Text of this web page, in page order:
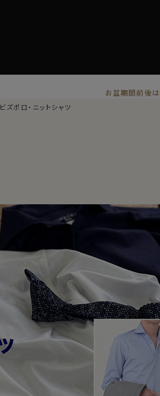
お盆期間前後
ビズポロ・ニットシャツ